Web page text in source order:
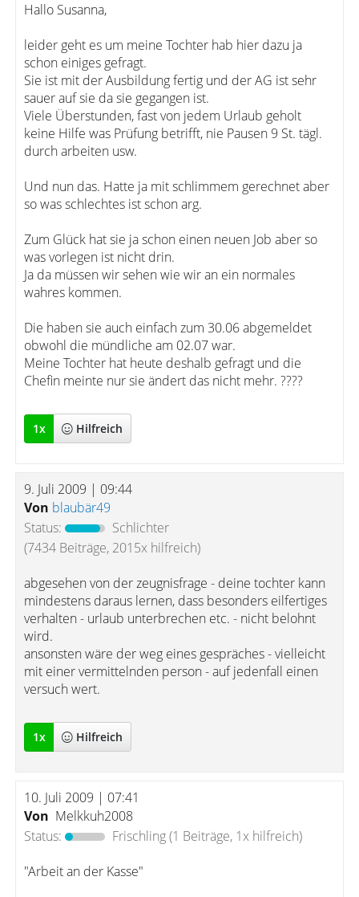
Hallo Susanna,
leider geht es um meine Tochter hab hier dazu ja
schon einiges gefragt.
Sie ist mit der Ausbildung fertig und der AG ist sehr
sauer auf sie da sie gegangen ist.
Viele Überstunden, fast von jedem Urlaub geholt
keine Hilfe was Prüfung betrifft, nie Pausen 9 St. tägl.
durch arbeiten usw.
Und nun das. Hatte ja mit schlimmem gerechnet aber
so was schlechtes ist schon arg.
Zum Glück hat sie ja schon einen neuen Job aber so
was vorlegen ist nicht drin.
Ja da müssen wir sehen wie wir an ein normales
wahres kommen.
Die haben sie auch einfach zum 30.06 abgemeldet
obwohl die mündliche am 02.07 war.
Meine Tochter hat heute deshalb gefragt und die
Chefin meinte nur sie ändert das nicht mehr. ????
1x Hilfreich
9. Juli 2009 | 09:44
Von blaubär49
Status:
Schlichter
(7434 Beiträge, 2015x hilfreich)
abgesehen von der zeugnisfrage - deine tochter kann
mindestens daraus lernen, dass besonders eilfertiges
verhalten - urlaub unterbrechen etc. - nicht belohnt
wird.
ansonsten wäre der weg eines gespräches - vielleicht
mit einer vermittelnden person - auf jedenfall einen
versuch wert.
1x Hilfreich
10. Juli 2009 | 07:41
Von Melkkuh2008
Status:
Frischling(1 Beiträge, 1x hilfreich)
"Arbeit an der Kasse"